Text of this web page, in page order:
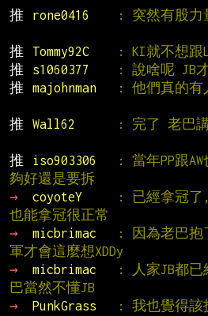
推
rone0416
: 突然有股力
推
Tommy92C : KI就不想跟
推
s1060377 : 說啥呢 JB
推
majohnman
: 他們真的有
推
Wall62
: 完了 老巴
推
iso903306
: 當年PP跟
夠好還是要拆
→
coyoteY
: 已經拿冠了
也能拿冠很正常
→
micbrimac
: 因為老巴抱
軍才會這麼想XDDy
→
micbrimac
: 人家JB都已
巴當然不懂JB
→
PunkGrass
: 我也覺得該